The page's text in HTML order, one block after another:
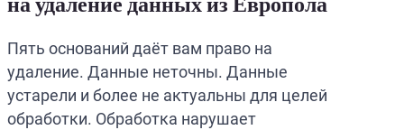
Пять оснований даёт вам право на
удаление. Данные неточны. Данные
устарели и более не актуальны для целей
обработки. Обработка нарушает